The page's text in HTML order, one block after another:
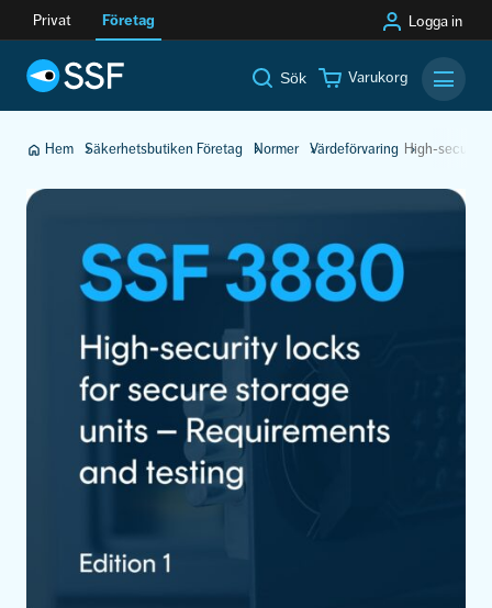
Privat Företag Logga in
Sök Varukorg
Hem Säkerhetsbutiken Företag Normer Värdeförvaring High-security